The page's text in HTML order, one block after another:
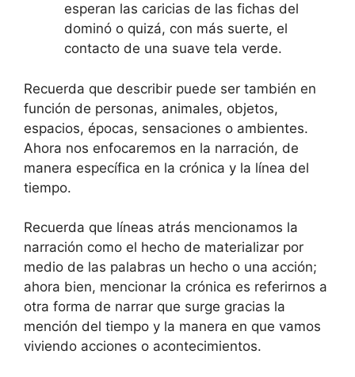
esperan las caricias de las fichas del
dominó o quizá, con más suerte, el
contacto de una suave tela verde.
Recuerda que describir puede ser también en
función de personas, animales, objetos,
espacios, épocas, sensaciones o ambientes.
Ahora nos enfocaremos en la narración, de
manera específica en la crónica y la línea del
tiempo.
Recuerda que líneas atrás mencionamos la
narración como el hecho de materializar por
medio de las palabras un hecho o una acción;
ahora bien, mencionar la crónica es referirnos a
otra forma de narrar que surge gracias la
mención del tiempo y la manera en que vamos
viviendo acciones o acontecimientos.